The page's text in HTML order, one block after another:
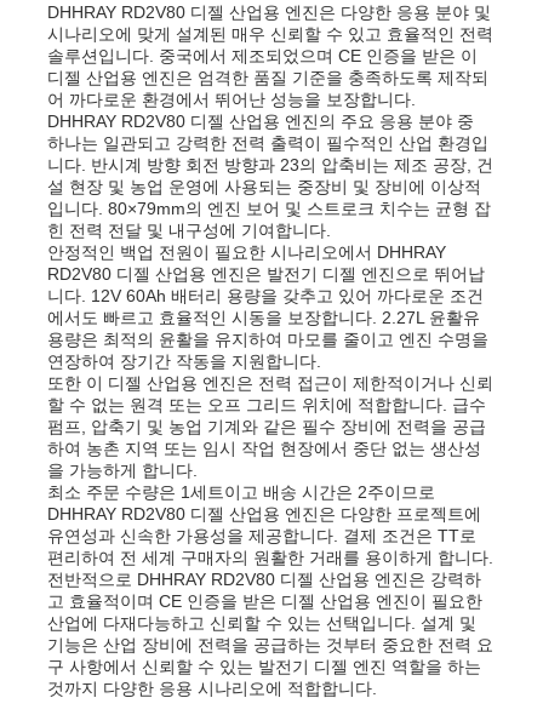
발전기 디젤 엔진
하수 펌프
DHHRAY RD2V80 디젤 산업용 엔진은 다양한 응용 분야 및
시나리오에 맞게 설계된 매우 신뢰할 수 있고 효율적인 전력
솔루션입니다. 중국에서 제조되었으며 CE 인증을 받은 이
디젤 산업용 엔진은 엄격한 품질 기준을 충족하도록 제작되
어 까다로운 환경에서 뛰어난 성능을 보장합니다.
DHHRAY RD2V80 디젤 산업용 엔진의 주요 응용 분야 중
하나는 일관되고 강력한 전력 출력이 필수적인 산업 환경입
니다. 반시계 방향 회전 방향과 23의 압축비는 제조 공장, 건
설 현장 및 농업 운영에 사용되는 중장비 및 장비에 이상적
입니다. 80×79mm의 엔진 보어 및 스트로크 치수는 균형 잡
힌 전력 전달 및 내구성에 기여합니다.
안정적인 백업 전원이 필요한 시나리오에서 DHHRAY
RD2V80 디젤 산업용 엔진은 발전기 디젤 엔진으로 뛰어납
니다. 12V 60Ah 배터리 용량을 갖추고 있어 까다로운 조건
에서도 빠르고 효율적인 시동을 보장합니다. 2.27L 윤활유
용량은 최적의 윤활을 유지하여 마모를 줄이고 엔진 수명을
연장하여 장기간 작동을 지원합니다.
또한 이 디젤 산업용 엔진은 전력 접근이 제한적이거나 신뢰
할 수 없는 원격 또는 오프 그리드 위치에 적합합니다. 급수
펌프, 압축기 및 농업 기계와 같은 필수 장비에 전력을 공급
하여 농촌 지역 또는 임시 작업 현장에서 중단 없는 생산성
을 가능하게 합니다.
최소 주문 수량은 1세트이고 배송 시간은 2주이므로
DHHRAY RD2V80 디젤 산업용 엔진은 다양한 프로젝트에
유연성과 신속한 가용성을 제공합니다. 결제 조건은 TT로
편리하여 전 세계 구매자의 원활한 거래를 용이하게 합니다.
전반적으로 DHHRAY RD2V80 디젤 산업용 엔진은 강력하
고 효율적이며 CE 인증을 받은 디젤 산업용 엔진이 필요한
산업에 다재다능하고 신뢰할 수 있는 선택입니다. 설계 및
기능은 산업 장비에 전력을 공급하는 것부터 중요한 전력 요
구 사항에서 신뢰할 수 있는 발전기 디젤 엔진 역할을 하는
것까지 다양한 응용 시나리오에 적합합니다.